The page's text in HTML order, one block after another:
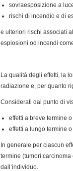
sovraesposizione a
rischi di incendio e di
e ulteriori rischi associati
esplosioni od incendi
La qualità degli effetti, la
radiazione e, per quanto
Considerati dal punto di
effetti a breve termine
effetti a lungo termine
In generale per ciascun
termine
dall’individuo.